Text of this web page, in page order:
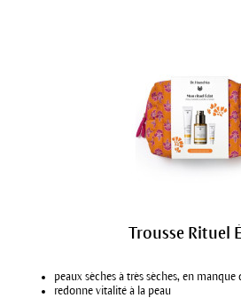
Trousse Rituel
peaux sèches à très sèches, en manque
redonne vitalité à la peau